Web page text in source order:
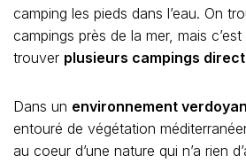
camping les pieds dans l’eau. On
campings près de la mer, mais
trouver plusieurs campings
Dans un environnement
entouré de végétation
au coeur d’une nature qui n’a rien